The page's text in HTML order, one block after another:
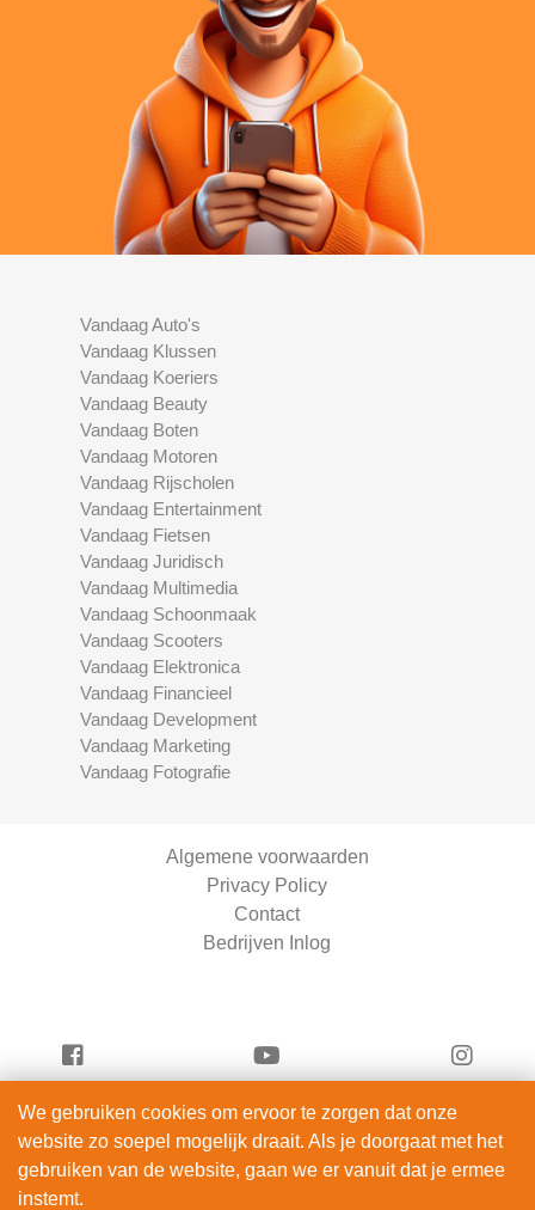
Vandaag Auto's
Vandaag Klussen
Vandaag Koeriers
Vandaag Beauty
Vandaag Boten
Vandaag Motoren
Vandaag Rijscholen
Vandaag Entertainment
Vandaag Fietsen
Vandaag Juridisch
Vandaag Multimedia
Vandaag Schoonmaak
Vandaag Scooters
Vandaag Elektronica
Vandaag Financieel
Vandaag Development
Vandaag Marketing
Vandaag Fotografie
Algemene voorwaarden
Privacy Policy
Contact
Bedrijven Inlog
Vandaag Scooters is onderdeel van
ServiceRight B.V. | KVK 90914872
We gebruiken cookies om ervoor te zorgen dat onze
website zo soepel mogelijk draait. Als je doorgaat met het
gebruiken van de website, gaan we er vanuit dat je ermee
instemt.